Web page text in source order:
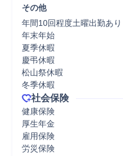
その他
年間10回程度土曜出勤あり
年末年始
夏季休暇
慶弔休暇
松山祭休暇
社会保険
健康保険
厚生年金
雇用保険
労災保険